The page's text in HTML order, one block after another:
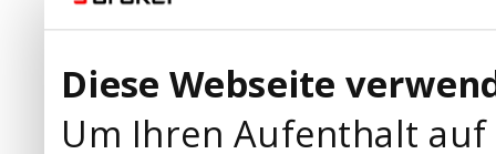
Diese Webseite
Um Ihren Aufenthalt